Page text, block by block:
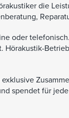
die
oder
Hörakustik-
spendet für